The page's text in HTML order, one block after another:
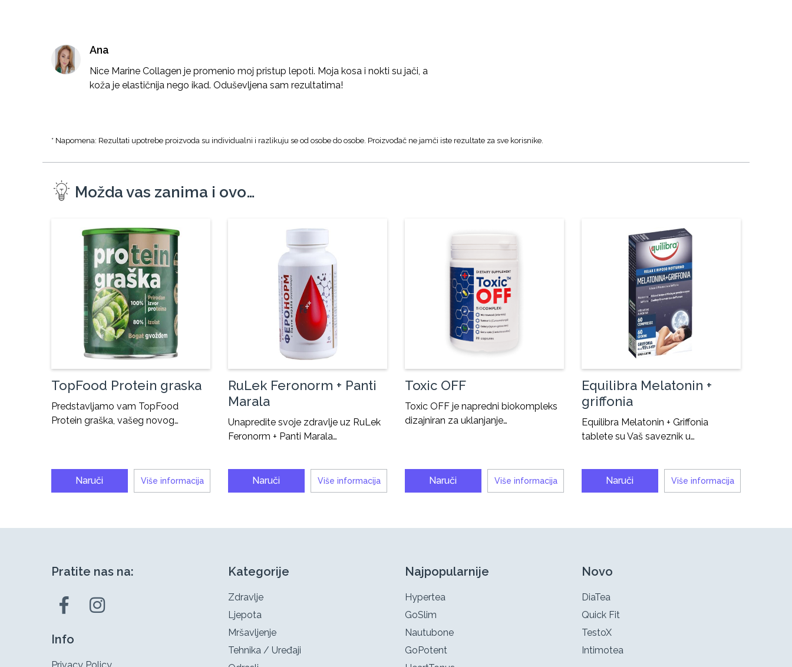
Ana
Nice Marine Collagen je promenio moj pristup lepoti. Moja kosa i nokti su jači, a
koža je elastičnija nego ikad. Oduševljena sam rezultatima!
* Napomena: Rezultati upotrebe proizvoda su individualni i razlikuju se od osobe do osobe. Proizvođač ne jamči iste rezultate za sve korisnike.
Možda vas zanima i ovo…
TopFood Protein graska
Predstavljamo vam TopFood
Protein graška, vašeg novog…
Naruči Više informacija
RuLek Feronorm + Panti
Marala
Unapredite svoje zdravlje uz RuLek
Feronorm + Panti Marala…
Naruči Više informacija
Toxic OFF
Toxic OFF je napredni biokompleks
dizajniran za uklanjanje…
Naruči Više informacija
Equilibra Melatonin +
griffonia
Equilibra Melatonin + Griffonia
tablete su Vaš saveznik u…
Naruči Više informacija
Pratite nas na:
Info
Kategorije
Zdravlje
Ljepota
Mršavljenje
Tehnika / Uređaji
Najpopularnije
Hypertea
GoSlim
Nautubone
GoPotent
Novo
DiaTea
Quick Fit
TestoX
Intimotea